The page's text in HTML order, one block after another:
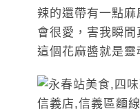
辣的還帶有一點
會很愛，害我瞬間
這個花麻醬就是靈